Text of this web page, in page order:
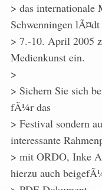
> das
Schwenningen
> 7.-10. April 2005
Medienkunst ein.
>
> Sichern Sie sich
fÃ¼r das
> Festival sondern
interessante
> mit ORDO, Inke
hierzu auch